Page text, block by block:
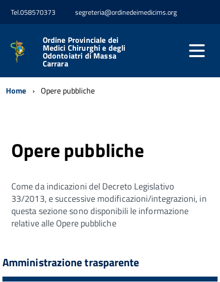
Tel.058570373 segreteria@ordinedeimedicims.org
Ordine Provinciale dei
Medici Chirurghi e degli
Odontoiatri di Massa
Carrara
Home Opere pubbliche
Opere pubbliche
Come da indicazioni del Decreto Legislativo
33/2013, e successive modificazioni/integrazioni, in
questa sezione sono disponibili le informazione
relative alle Opere pubbliche
Amministrazione trasparente